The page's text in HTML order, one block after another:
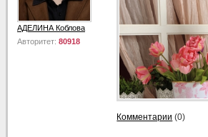
АДЕЛИНА Коблова
Авторитет: 80918
Комментарии (0)